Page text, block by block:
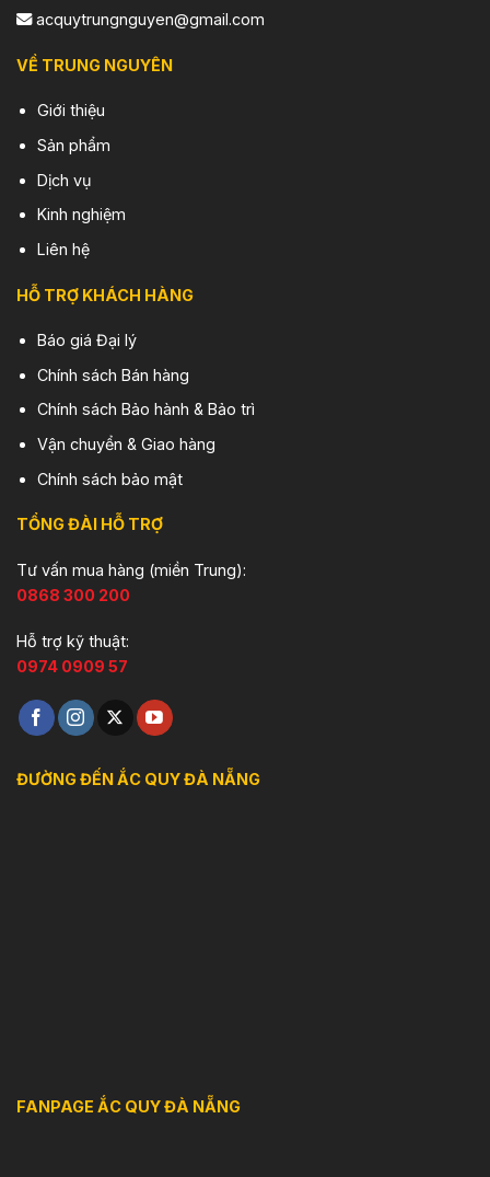
acquytrungnguyen@gmail.com
VỀ TRUNG NGUYÊN
Giới thiệu
Sản phẩm
Dịch vụ
Kinh nghiệm
Liên hệ
HỖ TRỢ KHÁCH HÀNG
Báo giá Đại lý
Chính sách Bán hàng
Chính sách Bảo hành & Bảo trì
Vận chuyển & Giao hàng
Chính sách bảo mật
TỔNG ĐÀI HỖ TRỢ
Tư vấn mua hàng (miền Trung):
0868 300 200
Hỗ trợ kỹ thuật:
0974 0909 57
ĐƯỜNG ĐẾN ẮC QUY ĐÀ NẴNG
FANPAGE ẮC QUY ĐÀ NẴNG